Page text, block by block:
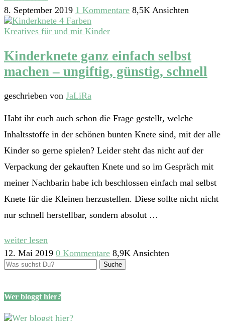
8. September 2019 1 Kommentare 8,5K Ansichten
Kreatives für und mit Kinder
Kinderknete ganz einfach selbst
machen – ungiftig, günstig, schnell
geschrieben von JaLiRa
Habt ihr euch auch schon die Frage gestellt, welche
Inhaltsstoffe in der schönen bunten Knete sind, mit der alle
Kinder so gerne spielen? Leider steht das nicht auf der
Verpackung der gekauften Knete und so im Gespräch mit
meiner Nachbarin habe ich beschlossen einfach mal selbst
Knete für die Kleinen herzustellen. Diese sollte nicht nicht
nur schnell herstellbar, sondern absolut …
weiter lesen
12. Mai 2019 0 Kommentare 8,9K Ansichten
Wer bloggt hier?